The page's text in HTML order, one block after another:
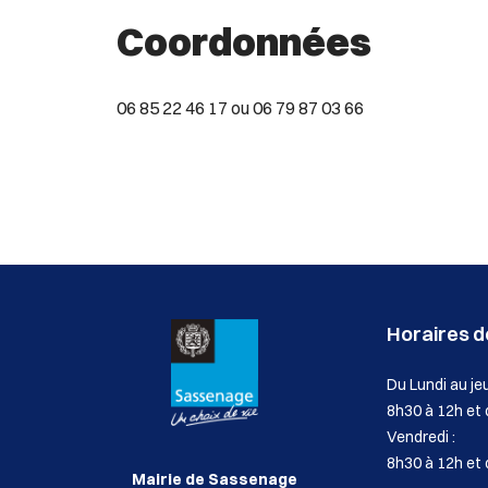
Coordonnées
06 85 22 46 17 ou 06 79 87 03 66
Mairie de Sassenage
Horaires
Du Lundi au
8h30 à 12h et
Vendredi :
8h30 à 12h et